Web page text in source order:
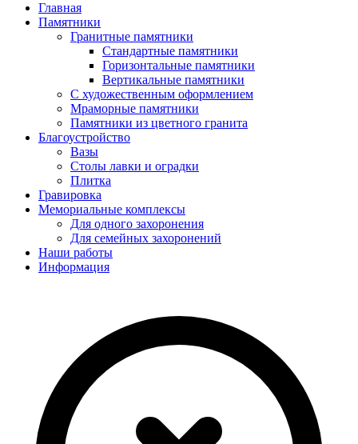
Главная
Памятники
Гранитные памятники
Стандартные памятники
Горизонтальные памятники
Вертикальные памятники
С художественным оформлением
Мраморные памятники
Памятники из цветного гранита
Благоустройство
Вазы
Столы лавки и оградки
Плитка
Гравировка
Мемориальные комплексы
Для одного захоронения
Для семейных захоронений
Наши работы
Информация